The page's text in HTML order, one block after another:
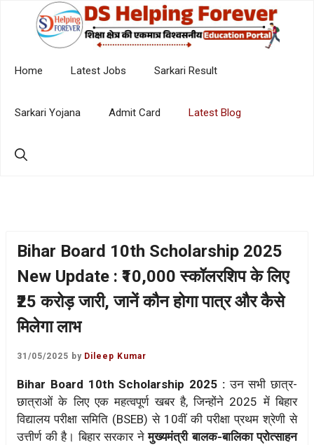
Home Latest Jobs Sarkari Result
Sarkari Yojana Admit Card Latest Blog
Bihar Board 10th Scholarship 2025
New Update : ₹10,000 स्कॉलरशिप के लिए
₹25 करोड़ जारी, जानें कौन होगा पात्र और कैसे
मिलेगा लाभ
31/05/2025 by Dileep Kumar
Bihar Board 10th Scholarship 2025 :उन सभी छात्र-
छात्राओं के लिए एक महत्वपूर्ण खबर है, जिन्होंने 2025 में बिहार
विद्यालय परीक्षा समिति (BSEB) से 10वीं की परीक्षा प्रथम श्रेणी से
उत्तीर्ण की है। बिहार सरकार नेमुख्यमंत्री बालक-बालिका प्रोत्साहन